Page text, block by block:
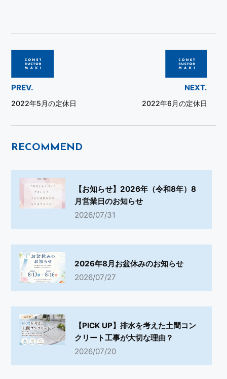
PREV.
2022年5月の定休日
NEXT.
2022年6月の定休日
RECOMMEND
【お知らせ】2026年（令和8年）8
月営業日のお知らせ
2026/07/31
2026年8月お盆休みのお知らせ
2026/07/27
【PICK UP】排水を考えた土間コン
クリート工事が大切な理由？
2026/07/20